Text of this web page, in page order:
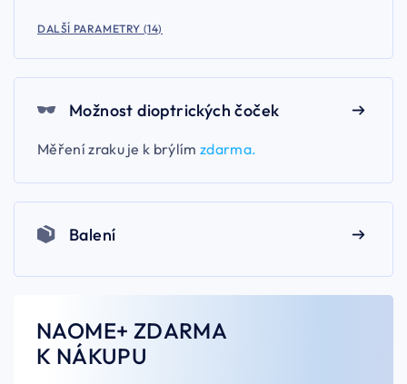
DALŠÍ PARAMETRY (14)
Možnost dioptrických čoček
Měření zraku je k brýlím zdarma.
Balení
NAOME+ ZDARMA
K NÁKUPU